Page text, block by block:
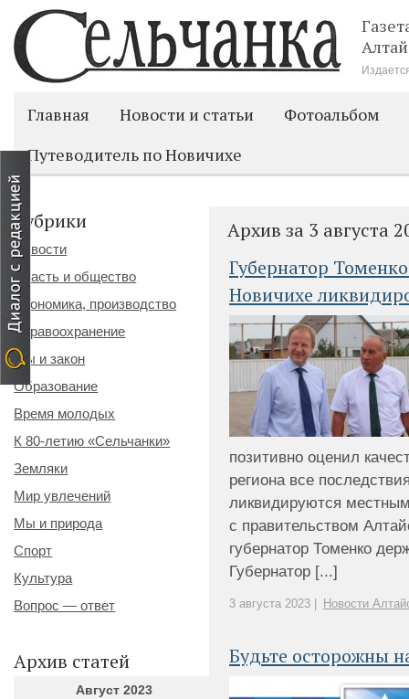
Главная Новости и статьи
Фотоальбом
Путеводитель по Новичихе
Архив за 3 августа
Губернатор
Новичихе
позитивно оценил
региона все
ликвидируются
с правительством
губернатор Томенко
Губернатор [...]
3 августа 2023 | Новости
Будьте осторожны
Рубрики
Новости
Власть и общество
Экономика, производство
Здравоохранение
Мы и закон
Образование
Время молодых
К 80-летию «Сельчанки»
Земляки
Мир увлечений
Мы и природа
Спорт
Культура
Вопрос — ответ
Архив статей
Август 2023